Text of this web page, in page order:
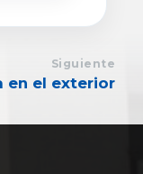
Siguiente
en el exterior